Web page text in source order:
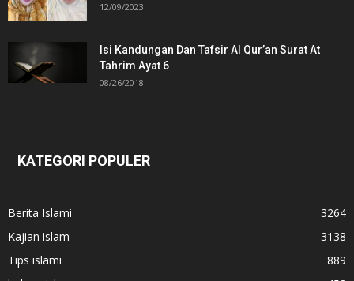
12/09/2023
Isi Kandungan Dan Tafsir Al Qur’an Surat At
Tahrim Ayat 6
08/26/2018
KATEGORI POPULER
Berita Islami
3264
Kajian islam
3138
Tips islami
889